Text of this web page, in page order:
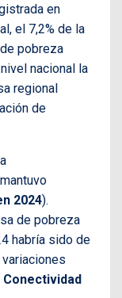
en
el 7,2% de la
pobreza
nacional la
regional
de
2024).
de pobreza
habría sido de
Conectividad